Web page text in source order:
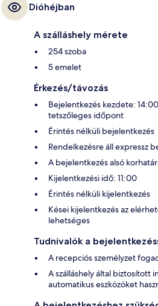
Dióhéjban
A szálláshely mérete
254 szoba
5 emelet
Érkezés/távozás
Bejelentkezés kezdete:
tetszőleges időpont
Érintés nélküli bejelentkezés
Rendelkezésre áll expressz
A bejelentkezés alsó
Kijelentkezési idő: 11:00
Érintés nélküli kijelentkezés
Kései kijelentkezés az
lehetséges
Tudnivalók a
A recepciós személyzet
A szálláshely által biztosított
automatikus eszközöket